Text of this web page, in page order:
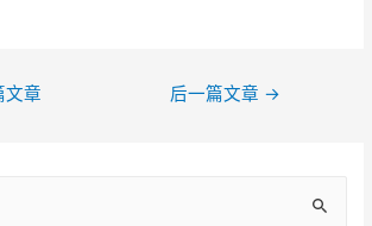
文章 后一篇文章 →